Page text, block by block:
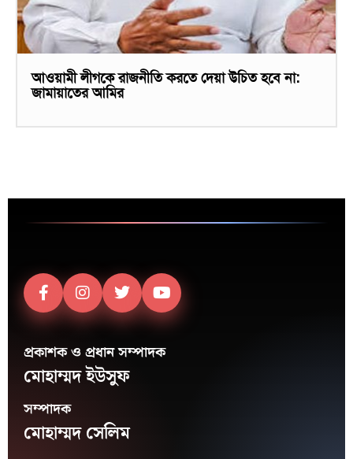
আওয়ামী লীগকে রাজনীতি করতে দেয়া উচিত হবে না:
জামায়াতের আমির
প্রকাশক ও প্রধান সম্পাদক
মোহাম্মদ ইউসুফ
সম্পাদক
মোহাম্মদ সেলিম